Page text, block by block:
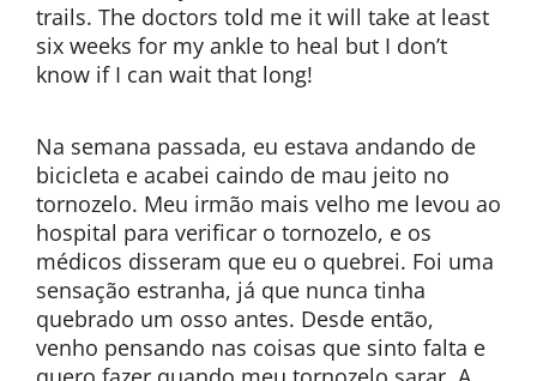
trails. The doctors told me it will take at least
six weeks for my ankle to heal but I don’t
know if I can wait that long!
Na semana passada, eu estava andando de
bicicleta e acabei caindo de mau jeito no
tornozelo. Meu irmão mais velho me levou ao
hospital para verificar o tornozelo, e os
médicos disseram que eu o quebrei. Foi uma
sensação estranha, já que nunca tinha
quebrado um osso antes. Desde então,
venho pensando nas coisas que sinto falta e